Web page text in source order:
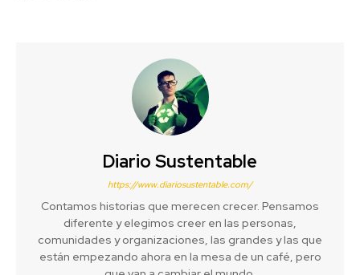
Diario Sustentable
https://www.diariosustentable.com/
Contamos historias que merecen crecer. Pensamos
diferente y elegimos creer en las personas,
comunidades y organizaciones, las grandes y las que
están empezando ahora en la mesa de un café, pero